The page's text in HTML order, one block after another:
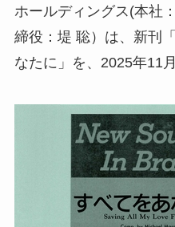
ホールディングス(本社
締役：堤 聡）は、新刊
なたに」を、2025年11